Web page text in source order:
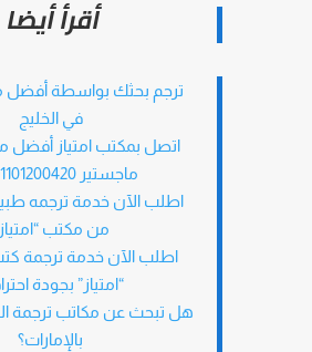
أقرأ أيضا
ترجم بحثك بواسطة أفضل
في الخليج
اتصل بمكتب امتياز أفضل
ماجستير 01101200420 002
اطلب الآن خدمة ترجمه
من مكتب
اطلب الآن خدمة ترجمة
“امتياز” بجودة
هل تبحث عن مكاتب ترجمة
بالإمارات؟